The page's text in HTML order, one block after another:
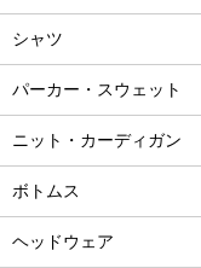
シャツ
パーカー・スウェット
ニット・カーディガン
ボトムス
ヘッドウェア